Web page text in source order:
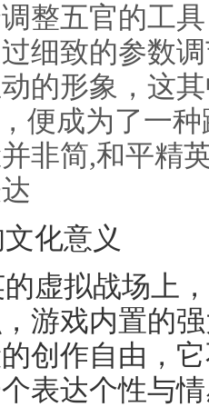
整五官的工
细致的参数
的形象，这
便成为了一
非简,和平精
化意义
虚拟战场上
游戏内置的
创作自由，
表达个性与